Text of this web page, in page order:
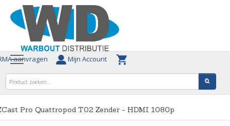
aanvragen Mijn Account
Pro Quattropod T02 Zender - HDMI 1080p